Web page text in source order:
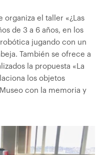
organiza el taller «¿Las
de 3 a 6 años, en los
jugando con un
También se ofrece a
la propuesta «La
los objetos
con la memoria y